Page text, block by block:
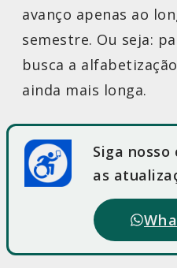
avanço apenas ao
semestre. Ou seja:
busca a
ainda mais longa.
Siga
as